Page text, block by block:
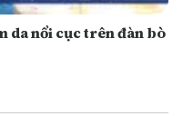
da nổi cục trên đàn bò